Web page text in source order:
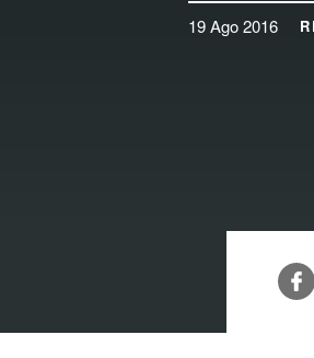
19 Ago 2016